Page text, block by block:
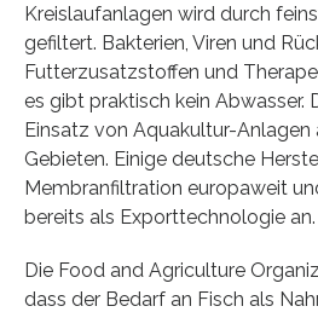
Kreislaufanlagen wird durch
gefiltert. Bakterien, Viren und
Futterzusatzstoffen und
es gibt praktisch kein Abwasser.
Einsatz von Aquakultur-Anlagen
Gebieten. Einige deutsche
Membranfiltration europaweit
bereits als Exporttechnologie an.
Die Food and Agriculture
dass der Bedarf an Fisch als